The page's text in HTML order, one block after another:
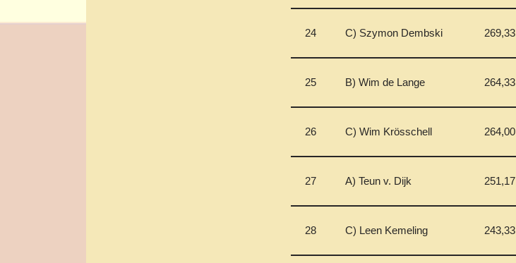
24 C) Szymon Dembski 269,33
25 B) Wim de Lange 264,33
26 C) Wim Krösschell 264,00
27 A) Teun v. Dijk 251,17
28 C) Leen Kemeling 243,33